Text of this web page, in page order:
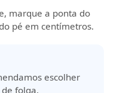
marque a ponta do
pé em centímetros.
escolher
folga,